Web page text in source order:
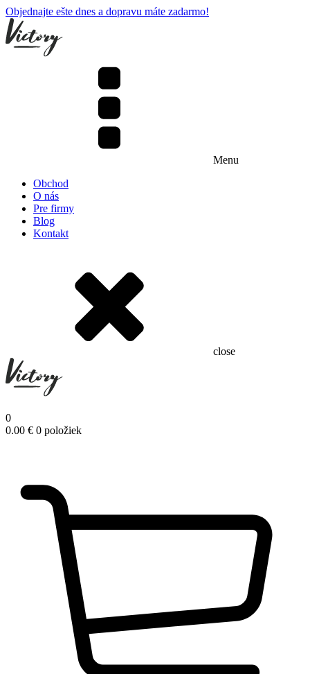
Objednajte ešte dnes a dopravu máte zadarmo!
Menu
Obchod
O nás
Pre firmy
Blog
Kontakt
close
0
0.00 € 0 položiek